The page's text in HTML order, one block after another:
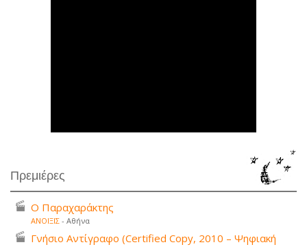
Πρεμιέρες
Ο Παραχαράκτης
ΑΝΟΙΞΙΣ - Αθήνα
Γνήσιο Αντίγραφο (Certified Copy, 2010 – Ψηφιακή